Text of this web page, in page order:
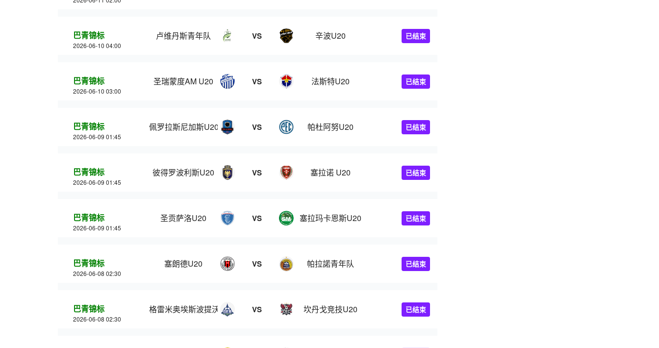
巴青锦标
2026-06-10 04:00
卢维丹斯青年队 VS 辛波U20 已结束
巴青锦标
2026-06-10 03:00
圣瑞蒙度AM U20 VS 法斯特U20 已结束
巴青锦标
2026-06-09 01:45
佩罗拉斯尼加斯U20 VS 帕杜阿努U20 已结束
巴青锦标
2026-06-09 01:45
彼得罗波利斯U20 VS 塞拉诺 U20 已结束
巴青锦标
2026-06-09 01:45
圣贡萨洛U20 VS 塞拉玛卡恩斯U20 已结束
巴青锦标
2026-06-08 02:30
塞朗德U20 VS 帕拉諾青年队 已结束
巴青锦标
2026-06-08 02:30
格雷米奥埃斯波提沃巴西U20 VS 坎丹戈竞技U20 已结束